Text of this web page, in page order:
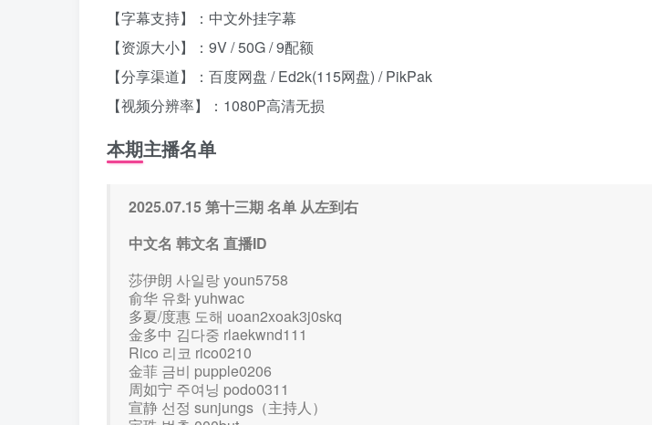
【字幕支持】：中文外挂字幕
【资源大小】：9V / 50G / 9配额
【分享渠道】：百度网盘 / Ed2k(115网盘) / PikPak
【视频分辨率】：1080P高清无损
本期主播名单
2025.07.15 第十三期 名单 从左到右
中文名 韩文名 直播ID
莎伊朗 사일랑 youn5758
俞华 유화 yuhwac
多夏/度惠 도해 uoan2xoak3j0skq
金多中 김다중 rlaekwnd111
Rico 리코 rico0210
金菲 금비 pupple0206
周如宁 주여닝 podo0311
宣静 선정 sunjungs（主持人）